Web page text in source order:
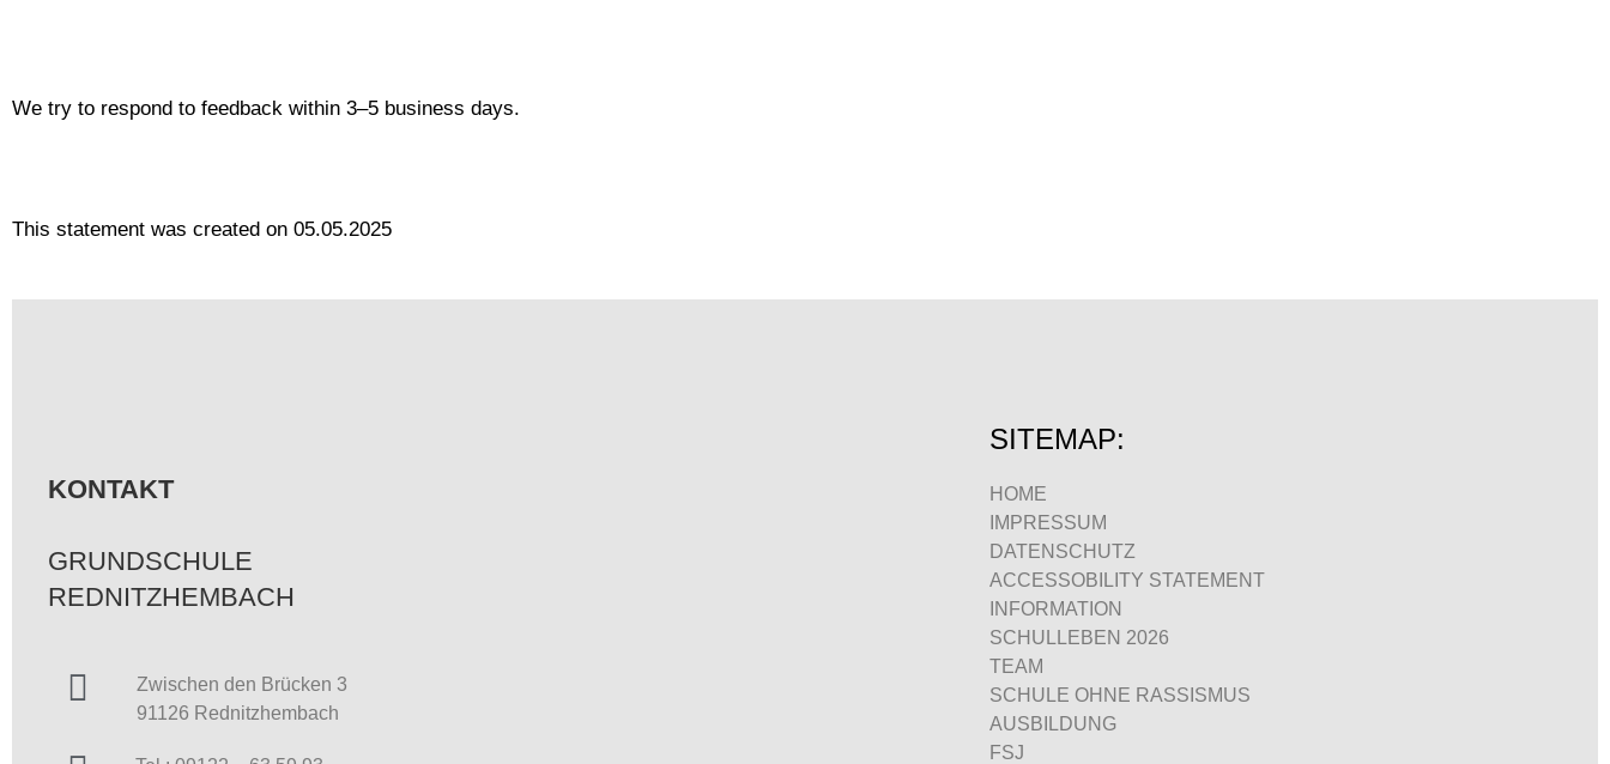
We try to respond to feedback within 3–5 business days.
This statement was created on 05.05.2025
KONTAKT
GRUNDSCHULE
REDNITZHEMBACH
Zwischen den Brücken 3
91126 Rednitzhembach
SITEMAP:
HOME
IMPRESSUM
DATENSCHUTZ
ACCESSOBILITY STATEMENT
INFORMATION
SCHULLEBEN 2026
TEAM
SCHULE OHNE RASSISMUS
AUSBILDUNG
FSJ